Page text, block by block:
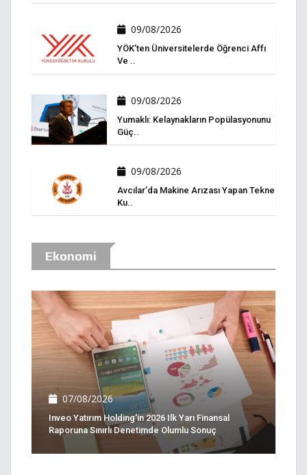
09/08/2026
YÖK’ten Üniversitelerde Öğrenci Affı
Ve ..
09/08/2026
Yumaklı: Kelaynakların Popülasyonunu
Güç..
09/08/2026
Avcılar’da Makine Arızası Yapan Tekne
Ku..
Ekonomi
07/08/2026
Inveo Yatırım Holding'in 2026 Ilk Yarı Finansal
Raporuna Sınırlı Denetimde Olumlu Sonuç